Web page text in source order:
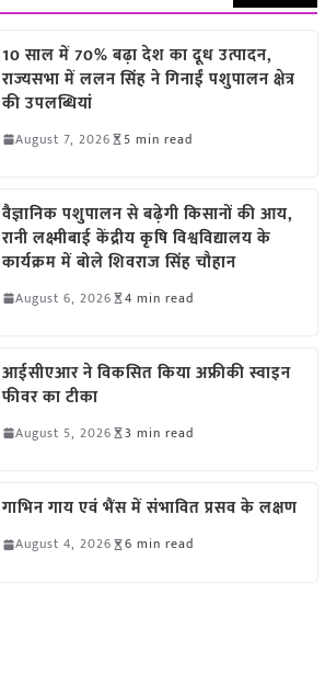
10 साल में 70% बढ़ा देश का दूध उत्पादन,
राज्यसभा में ललन सिंह ने गिनाईं पशुपालन क्षेत्र
की उपलब्धियां
August 7, 2026 5 min read
वैज्ञानिक पशुपालन से बढ़ेगी किसानों की आय,
रानी लक्ष्मीबाई केंद्रीय कृषि विश्वविद्यालय के
कार्यक्रम में बोले शिवराज सिंह चौहान
August 6, 2026 4 min read
आईसीएआर ने विकसित किया अफ्रीकी स्वाइन
फीवर का टीका
August 5, 2026 3 min read
गाभिन गाय एवं भैंस में संभावित प्रसव के लक्षण
August 4, 2026 6 min read